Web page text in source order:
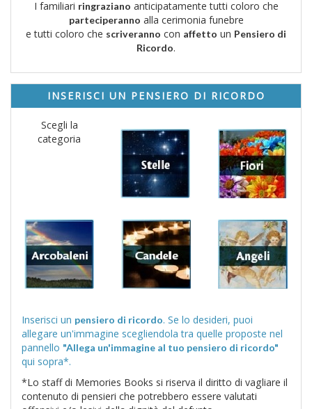
I familiari ringraziano anticipatamente tutti coloro che
parteciperanno alla cerimonia funebre
e tutti coloro che scriveranno con affetto un Pensiero di
Ricordo.
INSERISCI UN PENSIERO DI RICORDO
Scegli la
categoria
Inserisci un pensiero di ricordo. Se lo desideri, puoi
allegare un'immagine scegliendola tra quelle proposte nel
pannello "Allega un'immagine al tuo pensiero di ricordo"
qui sopra*.
*Lo staff di Memories Books si riserva il diritto di vagliare il
contenuto di pensieri che potrebbero essere valutati